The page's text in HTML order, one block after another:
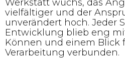
Werkstatt wuchs, das
vielfältiger und der
unverändert hoch. Jeder
Entwicklung blieb eng
Können und einem Blick
Verarbeitung verbunden.